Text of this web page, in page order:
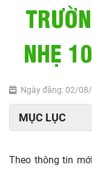
NHẸ
Ngày đăng: 02/
MỤC LỤC
Theo thông tin